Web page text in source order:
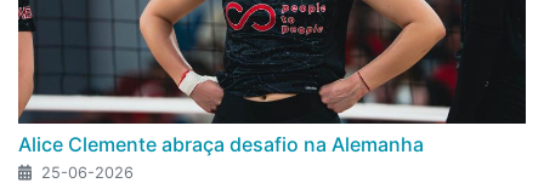
Alice Clemente abraça desafio na Alemanha
25-06-2026